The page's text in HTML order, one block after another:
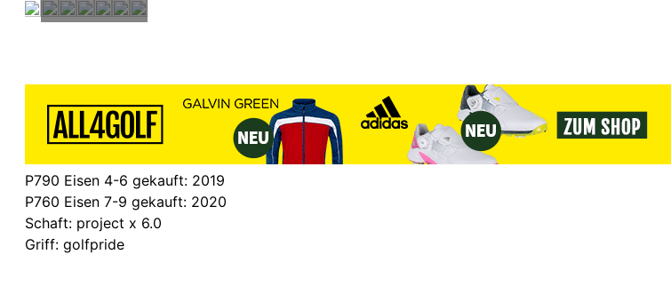
P790 Eisen 4-6 gekauft: 2019
P760 Eisen 7-9 gekauft: 2020
Schaft: project x 6.0
Griff: golfpride